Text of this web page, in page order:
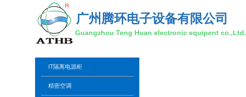
广州腾环电子设备有限公司
Guangzhou Teng Huan electronic equipent co.,Ltd.
IT隔离电源柜
精密空调